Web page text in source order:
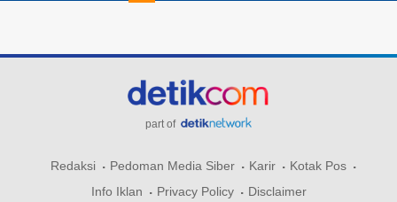
part of
Redaksi Pedoman Media Siber Karir
Kotak Pos
Info Iklan
Privacy Policy Disclaimer